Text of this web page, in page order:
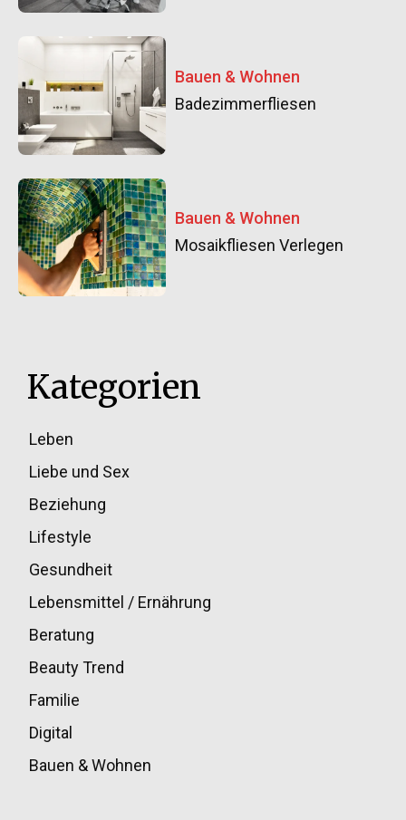
Bauen & Wohnen
Badezimmerfliesen
Bauen & Wohnen
Mosaikfliesen Verlegen
Kategorien
Leben
Liebe und Sex
Beziehung
Lifestyle
Gesundheit
Lebensmittel / Ernährung
Beratung
Beauty Trend
Familie
Digital
Bauen & Wohnen